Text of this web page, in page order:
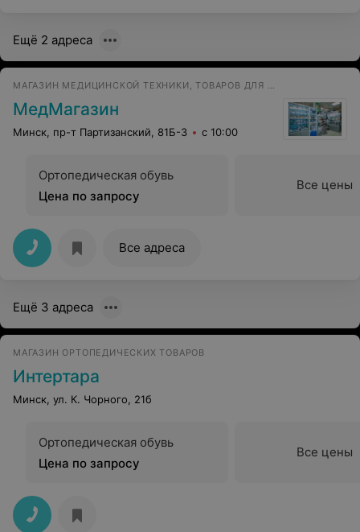
Ещё 2 адреса
МАГАЗИН МЕДИЦИНСКОЙ ТЕХНИКИ, ТОВАРОВ ДЛЯ ЗДОРОВЬЯ И РЕАБИЛИТАЦИИ
МедМагазин
Минск, пр-т Партизанский, 81Б-3 с 10:00
Ортопедическая обувь
Цена по запросу
Все цены
Все адреса
Ещё 3 адреса
МАГАЗИН ОРТОПЕДИЧЕСКИХ ТОВАРОВ
Интертара
Минск, ул. К. Чорного, 21б
Ортопедическая обувь
Цена по запросу
Все цены